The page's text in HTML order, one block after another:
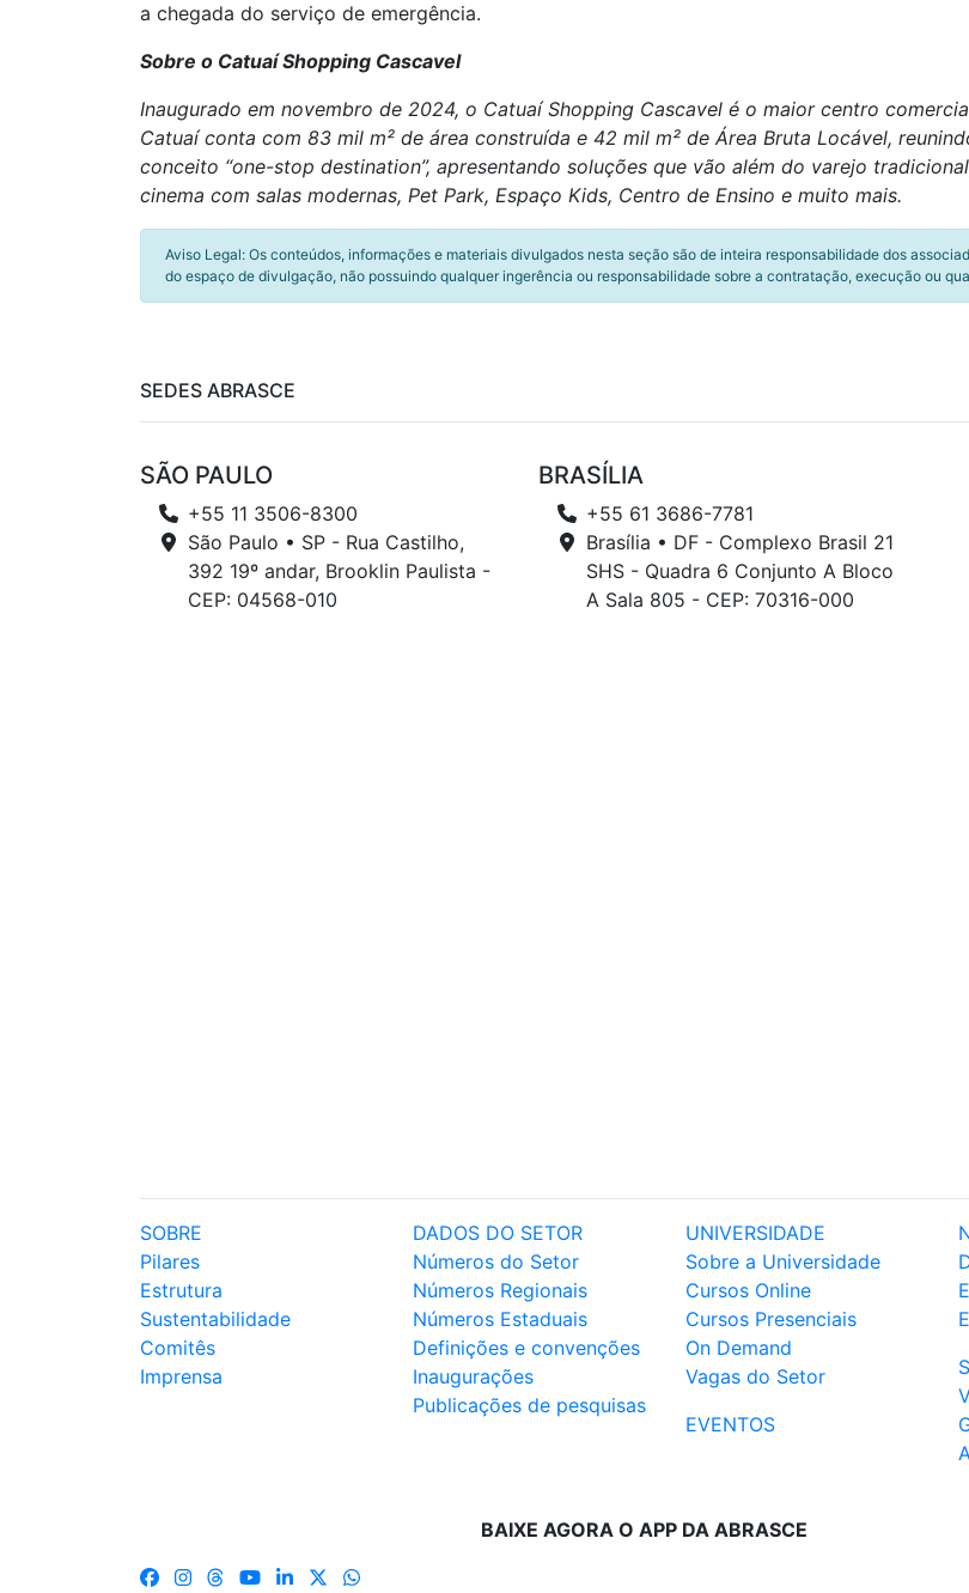
a chegada do serviço de emergência.
Sobre o Catuaí Shopping Cascavel
Inaugurado em novembro de 2024, o Catuaí Shopping Cascavel é o maior centro
Catuaí conta com 83 mil m² de área construída e 42 mil m² de Área Bruta Locável,
conceito “one-stop destination”, apresentando soluções que vão além do varejo
cinema com salas modernas, Pet Park, Espaço Kids, Centro de Ensino e muito mais.
Aviso Legal: Os conteúdos, informações e materiais divulgados nesta seção são de inteira responsabilidade dos
do espaço de divulgação, não possuindo qualquer ingerência ou responsabilidade sobre a contratação, execução ou
SEDES ABRASCE
SÃO PAULO
+55 11 3506-8300
São Paulo • SP - Rua Castilho,
392 19º andar, Brooklin Paulista -
CEP: 04568-010
BRASÍLIA
+55 61 3686-7781
Brasília • DF - Complexo Brasil 21
SHS - Quadra 6 Conjunto A Bloco
A Sala 805 - CEP: 70316-000
SOBRE
Pilares
Estrutura
Sustentabilidade
Comitês
Imprensa
DADOS DO SETOR
Números do Setor
Números Regionais
Números Estaduais
Definições e convenções
Inaugurações
Publicações de pesquisas
UNIVERSIDADE
Sobre a Universidade
Cursos Online
Cursos Presenciais
On Demand
Vagas do Setor
EVENTOS
BAIXE AGORA O APP DA ABRASCE